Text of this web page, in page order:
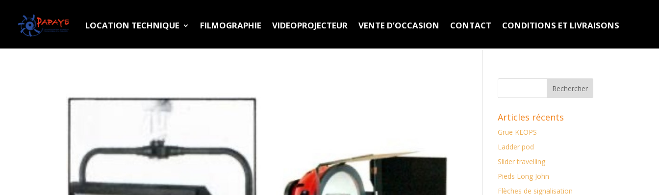
LOCATION TECHNIQUE FILMOGRAPHIE VIDEOPROJECTEUR VENTE D’OCCASION CONTACT CONDITIONS ET LIVRAISONS
Articles récents
Grue KEOPS
Ladder pod
Slider travelling
Pieds Long John
Flèches de signalisation